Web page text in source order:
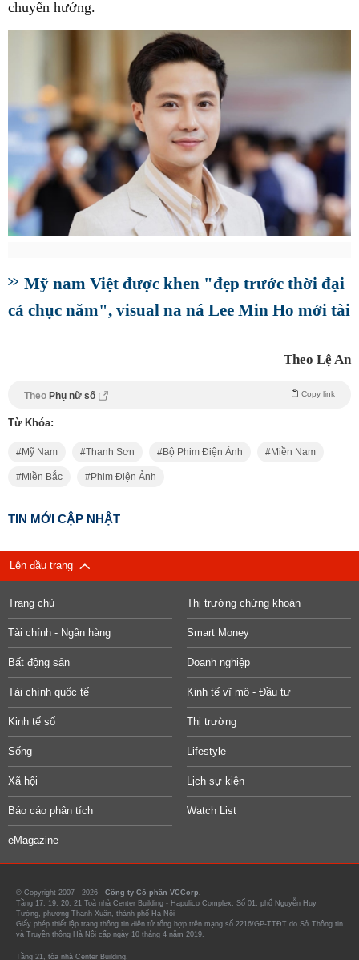
chuyển hướng.
Mỹ nam Việt được khen "đẹp trước thời đại
cả chục năm", visual na ná Lee Min Ho mới tài
Theo Lệ An
Theo Phụ nữ số Copy link
Từ Khóa:
Mỹ Nam Thanh Sơn Bộ Phim Điện Ảnh Miền Nam
Miền Bắc Phim Điện Ảnh
TIN MỚI CẬP NHẬT
Lên đầu trang
Trang chủ Thị trường chứng khoán
Tài chính - Ngân hàng Smart Money
Bất động sản Doanh nghiệp
Tài chính quốc tế Kinh tế vĩ mô - Đầu tư
Kinh tế số Thị trường
Sống Lifestyle
Xã hội Lịch sự kiện
Báo cáo phân tích Watch List
eMagazine
© Copyright 2007 - 2026 - Công ty Cổ phần VCCorp.
Tầng 17, 19, 20, 21 Toà nhà Center Building - Hapulico Complex, Số 01, phố Nguyễn Huy
Tưởng, phường Thanh Xuân, thành phố Hà Nội
Giấy phép thiết lập trang thông tin điện tử tổng hợp trên mạng số 2216/GP-TTĐT do Sở Thông tin
và Truyền thông Hà Nội cấp ngày 10 tháng 4 năm 2019.
Tầng 21, tòa nhà Center Building.